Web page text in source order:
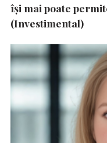
își mai poate
(Investimental)